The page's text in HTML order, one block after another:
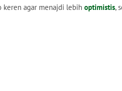
keren agar menajdi lebih optimistis,